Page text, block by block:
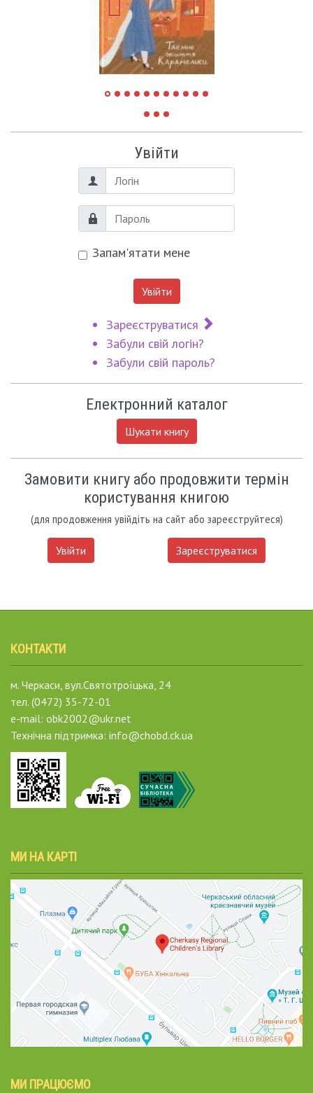
Увійти
Логін
Пароль
Запам'ятати мене
Увійти
Зареєструватися
Забули свій логін?
Забули свій пароль?
Електронний каталог
Шукати книгу
Замовити книгу або продовжити термін
користування книгою
(для продовження увійдіть на сайт або зареєструйтеся)
Увійти Зареєструватися
КОНТАКТИ
м. Черкаси, вул.Святотроїцька, 24
тел. (0472) 35-72-01
e-mail: obk2002@ukr.net
Технічна підтримка: info@chobd.ck.ua
МИ НА КАРТІ
МИ ПРАЦЮЄМО